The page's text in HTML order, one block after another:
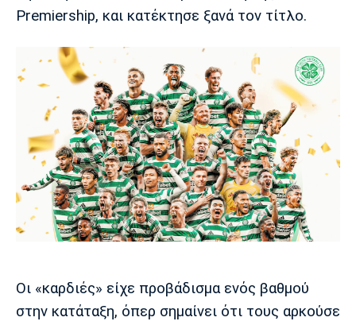
Εθνικές Ομάδες
Κύπελλο
Διαιτησία
Ποδόσφαιρο Γυναικών
Basket League
Α2 Μπάσκετ
FIBA World Cup 2023
Κολύμβηση
Χάντμπολ
Formula 1
Μοτοσυκλέτα
Gadgets
Smartphones
Θέατρο
Σινεμά
Ευ ζην
Βιβλίο
Μουσική
Blogs
Η Εφημερίδα
Πρωτοσέλιδα
Έντυπη έκδοση
Στήλες
Cine Spot
Παναιτωλικός Λαμία ΑΕΛ
Απόλλων
Σμύρνης
Άρης ΟΦΗ
Παναχαϊκή Ηρακλής Βόλος
Ιωνικός Κηφισιά Πανσερραϊκός
Premiership, και κατέκτησε ξανά τον τίτλο.
Οι «καρδιές» είχε προβάδισμα ενός βαθμού
στην κατάταξη, όπερ σημαίνει ότι τους αρκούσε